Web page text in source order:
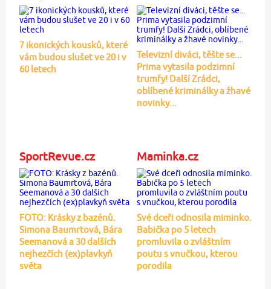
7 ikonických kousků, které
vám budou slušet ve 20 i v
60 letech
Televizní diváci, těšte se...
Prima vytasila podzimní
trumfy! Další Zrádci,
oblíbené kriminálky a žhavé
novinky...
SportRevue.cz
FOTO: Krásky z bazénů.
Simona Baumrtová, Bára
Seemanová a 30 dalších
nejhezčích (ex)plavkyň
světa
Maminka.cz
Své dceři odnosila miminko.
Babička po 5 letech
promluvila o zvláštním
poutu s vnučkou, kterou
porodila